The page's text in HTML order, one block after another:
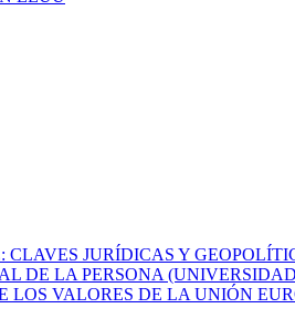
JURÍDICAS Y
DE LA PERSONA
LOS VALORES DE LA UNIÓN